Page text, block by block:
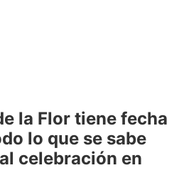
la Flor tiene fecha
lo que se sabe
celebración en